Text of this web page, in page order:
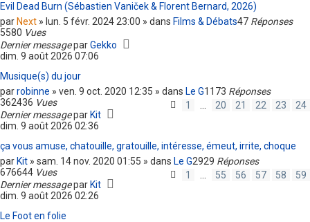
Evil Dead Burn (Sébastien Vaniček & Florent Bernard, 2026)
par Next » lun. 5 févr. 2024 23:00 » dans Films & Débats47 Réponses
5580 Vues
Dernier messageparGekko
dim. 9 août 2026 07:06
Musique(s) du jour
parrobinne » ven. 9 oct. 2020 12:35 » dans Le G
1
… 20 21 22 23 24
1173 Réponses
362436 Vues
Dernier messagepar Kit
dim. 9 août 2026 02:36
ça vous amuse, chatouille, gratouille, intéresse, émeut, irrite, choque
par Kit » sam. 14 nov. 2020 01:55 » dans Le G
1
… 55 56 57 58 59
2929 Réponses
676644 Vues
Dernier messagepar Kit
dim. 9 août 2026 02:26
Le Foot en folie